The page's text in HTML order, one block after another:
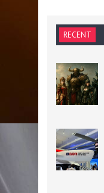
RECENT